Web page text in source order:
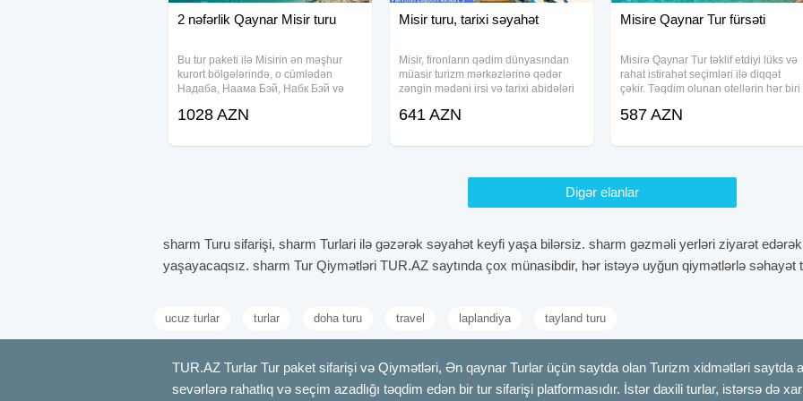
2 nəfərlik Qaynar Misir turu
Bu tur paketi ilə Misirin ən məşhur
kurort bölgələrində, o cümlədən
Haдаба, Наама Бэй, Набк Бэй və
seçilmiş otellərdə konforlu və
bilərsiniz.
1028 AZN
Misir turu, tarixi səyahət
Misir, fironların qədim dünyasından
müasir turizm mərkəzlərinə qədər
zəngin mədəni irsi və tarixi abidələri
məkanıdır. İsti iqlimi, firuzəyi sahilləri
641 AZN
Misire Qaynar Tur fürsəti
Misirə Qaynar Tur təklif etdiyi lüks və
rahat istirahət seçimləri ilə diqqət
çəkir. Təqdim olunan otellərin hər biri
seçilmişdir. Hər bir paketin qiymətinə
587 AZN
Digər elanlar
sharm Turu sifarişi, sharm Turlari ilə gəzərək səyahət keyfi yaşa bilərsiz. sharm gəzməli yerləri ziyarət
yaşayacaqsız. sharm Tur Qiymətləri TUR.AZ saytında çox münasibdir, hər istəyə uyğun qiymətlərlə səhayət
ucuz turlar turlar doha turu travel laplandiya tayland turu
TUR.AZ Turlar Tur paket sifarişi və Qiymətləri, Ən qaynar Turlar üçün saytda olan Turizm xidmətləri saytda
sevərlərə rahatlıq və seçim azadlığı təqdim edən bir tur sifarişi platformasıdır. İstər daxili turlar, istərsə də